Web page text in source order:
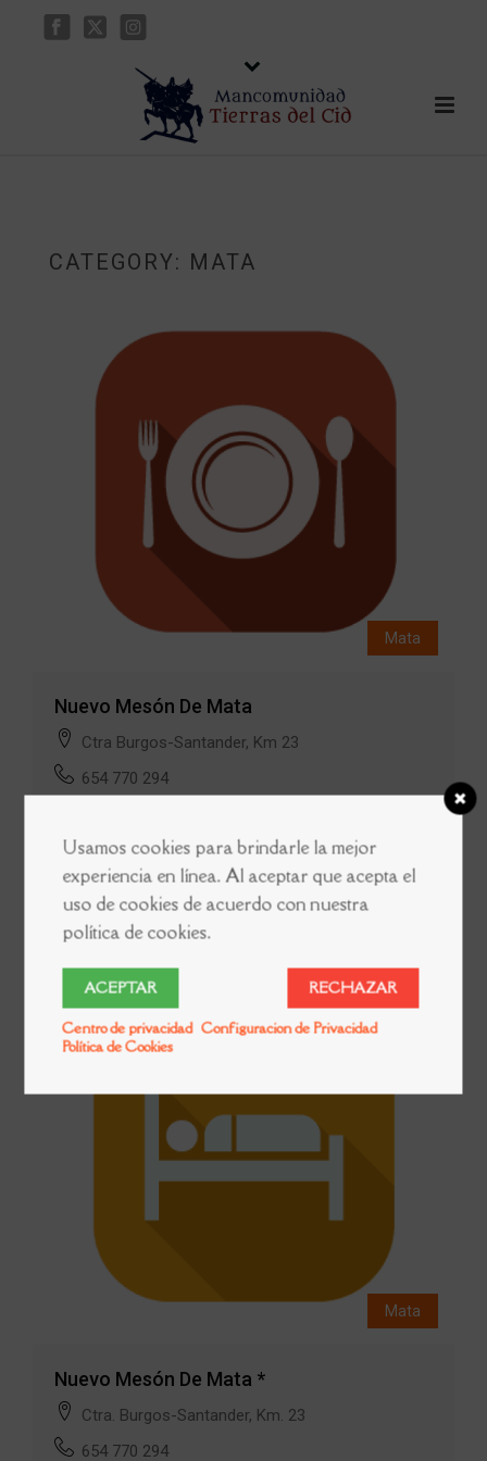
CATEGORY: MATA
Mata
Nuevo Mesón De Mata
Ctra Burgos-Santander, Km 23
654 770 294
Tags #Restaurante
Mata
Nuevo Mesón De Mata *
Ctra. Burgos-Santander, Km. 23
654 770 294
Usamos cookies para brindarle la mejor
experiencia en línea. Al aceptar que acepta el
uso de cookies de acuerdo con nuestra
política de cookies.
ACEPTAR RECHAZAR
Centro de privacidad Configuracion de Privacidad
Política de Cookies